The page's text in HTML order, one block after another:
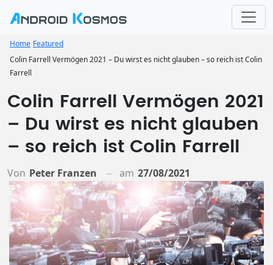
Home Featured
Colin Farrell Vermögen 2021 – Du wirst es nicht glauben – so reich ist Colin
Farrell
Colin Farrell Vermögen 2021
– Du wirst es nicht glauben
– so reich ist Colin Farrell
Von Peter Franzen am 27/08/2021